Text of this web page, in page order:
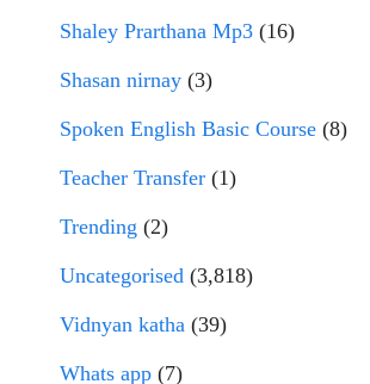
Shaley Prarthana Mp3 (16)
Shasan nirnay (3)
Spoken English Basic Course (8)
Teacher Transfer (1)
Trending (2)
Uncategorised (3,818)
Vidnyan katha (39)
Whats app (7)